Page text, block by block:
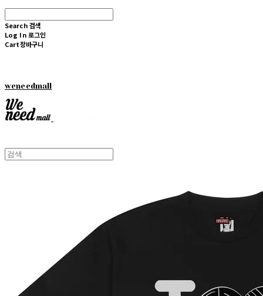
Search 검색
Log In 로그인
Cart장바구니
weneedmall